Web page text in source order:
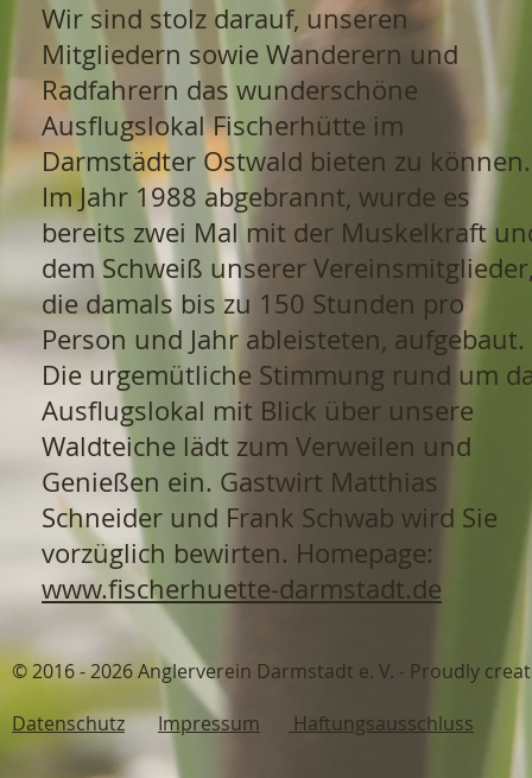
Wir sind stolz darauf, unseren
Mitgliedern sowie Wanderern und
Radfahrern das wunderschöne
Ausflugslokal Fischerhütte im
Darmstädter Ostwald bieten zu können.
Im Jahr 1988 abgebrannt, wurde es
bereits zwei Mal mit der Muskelkraft
dem Schweiß unserer
die damals bis zu 150 Stunden pro
Person und Jahr ableisteten, aufgebaut.
Die urgemütliche Stimmung rund um
Ausflugslokal mit Blick über unsere
Waldteiche lädt zum Verweilen und
Genießen ein. Gastwirt Matthias
Schneider und Frank Schwab wird Sie
vorzüglich bewirten. Homepage:
www.fischerhuette-darmstadt.de
© 2016 - 2026 Anglerverein
Datenschutz
Impressum Haftungsausschluss